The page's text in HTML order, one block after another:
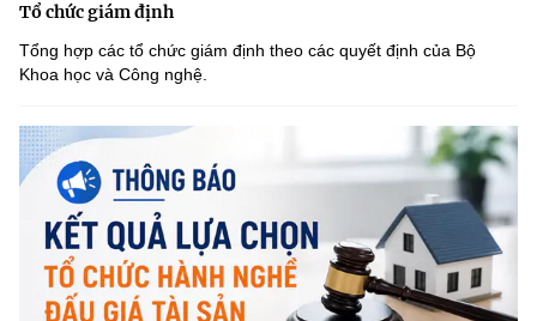
Tổ chức giám định
Tổng hợp các tổ chức giám định theo các quyết định của Bộ
Khoa học và Công nghệ.